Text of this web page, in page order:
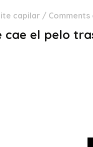
capilar /
cae el pelo